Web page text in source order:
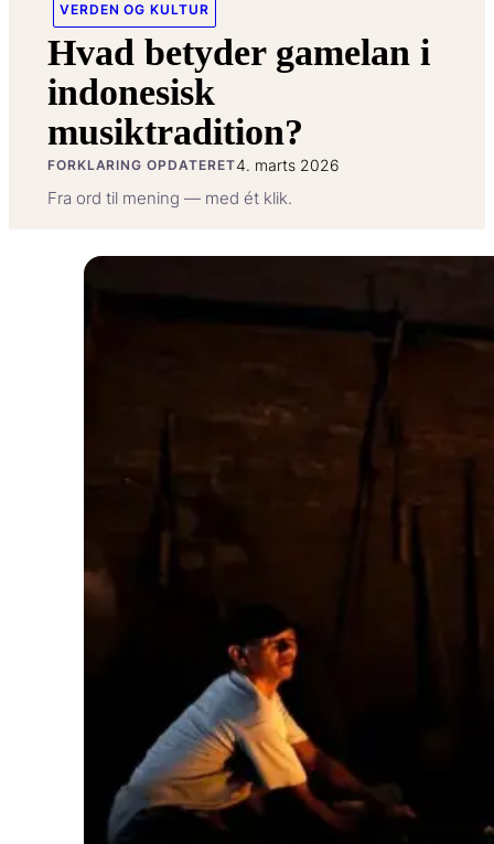
VERDEN OG KULTUR
Hvad betyder gamelan i
indonesisk
musiktradition?
FORKLARING OPDATERET4. marts 2026
Fra ord til mening — med ét klik.